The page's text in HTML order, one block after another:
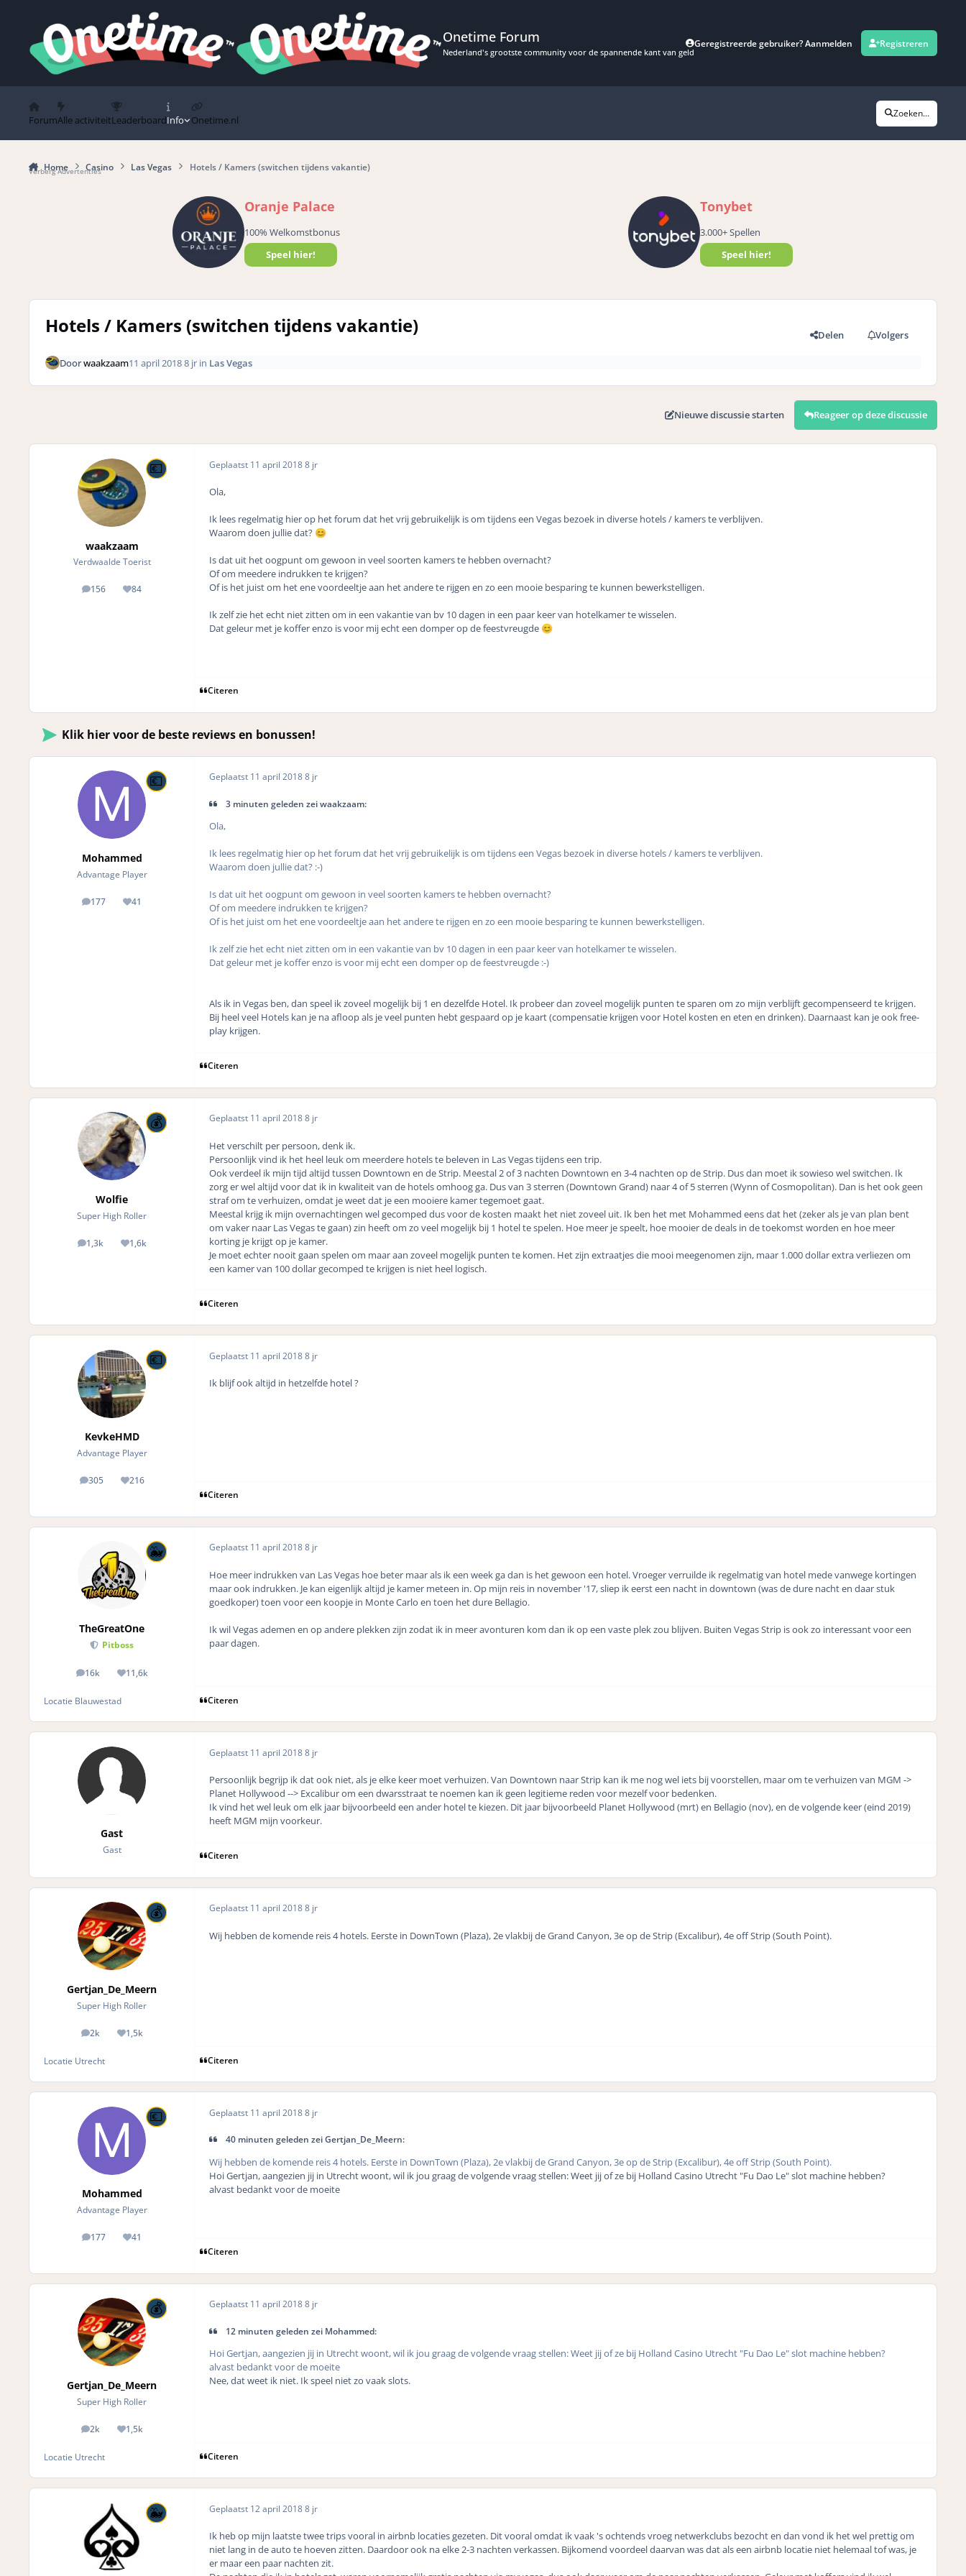
Onetime Forum
Nederland's grootste community voor de spannende kant van geld
Geregistreerde gebruiker? Aanmelden Registreren
ForumAlle activiteitLeaderboardInfo Onetime.nl
Zoeken...
Home Casino Las Vegas Hotels / Kamers (switchen tijdens vakantie)
Verberg Advertenties
Oranje Palace
100% Welkomstbonus
Speel hier!
Tonybet
3.000+ Spellen
Speel hier!
Hotels / Kamers (switchen tijdens vakantie) Delen Volgers
Doorwaakzaam11 april 20188 jrin Las Vegas
Nieuwe discussie starten Reageer op deze discussie
waakzaam
Verdwaalde Toerist
156
posts 84
Reputation
Geplaatst 11 april 20188 jr
Ola,
Ik lees regelmatig hier op het forum dat het vrij gebruikelijk is om tijdens een Vegas bezoek in diverse hotels / kamers te verblijven.
Waarom doen jullie dat? 😊
Is dat uit het oogpunt om gewoon in veel soorten kamers te hebben overnacht?
Of om meedere indrukken te krijgen?
Of is het juist om het ene voordeeltje aan het andere te rijgen en zo een mooie besparing te kunnen bewerkstelligen.
Ik zelf zie het echt niet zitten om in een vakantie van bv 10 dagen in een paar keer van hotelkamer te wisselen.
Dat geleur met je koffer enzo is voor mij echt een domper op de feestvreugde 😊
Citeren
Klik hier voor de beste reviews en bonussen!
Mohammed
Advantage Player
177
posts 41
Reputation
Geplaatst 11 april 20188 jr
3 minuten geleden zei waakzaam:
Ola,
Ik lees regelmatig hier op het forum dat het vrij gebruikelijk is om tijdens een Vegas bezoek in diverse hotels / kamers te verblijven.
Waarom doen jullie dat? :-)
Is dat uit het oogpunt om gewoon in veel soorten kamers te hebben overnacht?
Of om meedere indrukken te krijgen?
Of is het juist om het ene voordeeltje aan het andere te rijgen en zo een mooie besparing te kunnen bewerkstelligen.
Ik zelf zie het echt niet zitten om in een vakantie van bv 10 dagen in een paar keer van hotelkamer te wisselen.
Dat geleur met je koffer enzo is voor mij echt een domper op de feestvreugde :-)
Als ik in Vegas ben, dan speel ik zoveel mogelijk bij 1 en dezelfde Hotel. Ik probeer dan zoveel mogelijk punten te sparen om zo mijn verblijft gecompenseerd te krijgen.
Bij heel veel Hotels kan je na afloop als je veel punten hebt gespaard op je kaart (compensatie krijgen voor Hotel kosten en eten en drinken). Daarnaast kan je ook free-
play krijgen.
Citeren
Wolfie
Super High Roller
1,3k
posts 1,6k
Reputation
Geplaatst 11 april 20188 jr
Het verschilt per persoon, denk ik.
Persoonlijk vind ik het heel leuk om meerdere hotels te beleven in Las Vegas tijdens een trip.
Ook verdeel ik mijn tijd altijd tussen Downtown en de Strip. Meestal 2 of 3 nachten Downtown en 3-4 nachten op de Strip. Dus dan moet ik sowieso wel switchen. Ik
zorg er wel altijd voor dat ik in kwaliteit van de hotels omhoog ga. Dus van 3 sterren (Downtown Grand) naar 4 of 5 sterren (Wynn of Cosmopolitan). Dan is het ook geen
straf om te verhuizen, omdat je weet dat je een mooiere kamer tegemoet gaat.
Meestal krijg ik mijn overnachtingen wel gecomped dus voor de kosten maakt het niet zoveel uit. Ik ben het met Mohammed eens dat het (zeker als je van plan bent
om vaker naar Las Vegas te gaan) zin heeft om zo veel mogelijk bij 1 hotel te spelen. Hoe meer je speelt, hoe mooier de deals in de toekomst worden en hoe meer
korting je krijgt op je kamer.
Je moet echter nooit gaan spelen om maar aan zoveel mogelijk punten te komen. Het zijn extraatjes die mooi meegenomen zijn, maar 1.000 dollar extra verliezen om
een kamer van 100 dollar gecomped te krijgen is niet heel logisch.
Citeren
KevkeHMD
Advantage Player
305
posts 216
Reputation
Geplaatst 11 april 20188 jr
Ik blijf ook altijd in hetzelfde hotel ?
Citeren
TheGreatOne
Pitboss
16k
posts 11,6k
Reputation
Locatie Blauwestad
Geplaatst 11 april 20188 jr
Hoe meer indrukken van Las Vegas hoe beter maar als ik een week ga dan is het gewoon een hotel. Vroeger verruilde ik regelmatig van hotel mede vanwege kortingen
maar ook indrukken. Je kan eigenlijk altijd je kamer meteen in. Op mijn reis in november '17, sliep ik eerst een nacht in downtown (was de dure nacht en daar stuk
goedkoper) toen voor een koopje in Monte Carlo en toen het dure Bellagio.
Ik wil Vegas ademen en op andere plekken zijn zodat ik in meer avonturen kom dan ik op een vaste plek zou blijven. Buiten Vegas Strip is ook zo interessant voor een
paar dagen.
Citeren
Gast
Gast
Geplaatst 11 april 20188 jr
Persoonlijk begrijp ik dat ook niet, als je elke keer moet verhuizen. Van Downtown naar Strip kan ik me nog wel iets bij voorstellen, maar om te verhuizen van MGM ->
Planet Hollywood --> Excalibur om een dwarsstraat te noemen kan ik geen legitieme reden voor mezelf voor bedenken.
Ik vind het wel leuk om elk jaar bijvoorbeeld een ander hotel te kiezen. Dit jaar bijvoorbeeld Planet Hollywood (mrt) en Bellagio (nov), en de volgende keer (eind 2019)
heeft MGM mijn voorkeur.
Citeren
Gertjan_De_Meern
Super High Roller
2k
posts 1,5k
Reputation
Locatie Utrecht
Geplaatst 11 april 20188 jr
Wij hebben de komende reis 4 hotels. Eerste in DownTown (Plaza), 2e vlakbij de Grand Canyon, 3e op de Strip (Excalibur), 4e off Strip (South Point).
Citeren
Mohammed
Advantage Player
177
posts 41
Reputation
Geplaatst 11 april 20188 jr
40 minuten geleden zei Gertjan_De_Meern:
Wij hebben de komende reis 4 hotels. Eerste in DownTown (Plaza), 2e vlakbij de Grand Canyon, 3e op de Strip (Excalibur), 4e off Strip (South Point).
Hoi Gertjan, aangezien jij in Utrecht woont, wil ik jou graag de volgende vraag stellen: Weet jij of ze bij Holland Casino Utrecht "Fu Dao Le" slot machine hebben?
alvast bedankt voor de moeite
Citeren
Gertjan_De_Meern
Super High Roller
2k
posts 1,5k
Reputation
Locatie Utrecht
Geplaatst 11 april 20188 jr
12 minuten geleden zei Mohammed:
Hoi Gertjan, aangezien jij in Utrecht woont, wil ik jou graag de volgende vraag stellen: Weet jij of ze bij Holland Casino Utrecht "Fu Dao Le" slot machine hebben?
alvast bedankt voor de moeite
Nee, dat weet ik niet. Ik speel niet zo vaak slots.
Citeren
Geplaatst 12 april 20188 jr
Ik heb op mijn laatste twee trips vooral in airbnb locaties gezeten. Dit vooral omdat ik vaak 's ochtends vroeg netwerkclubs bezocht en dan vond ik het wel prettig om
niet lang in de auto te hoeven zitten. Daardoor ook na elke 2-3 nachten verkassen. Bijkomend voordeel daarvan was dat als een airbnb locatie niet helemaal tof was, je
er maar een paar nachten zit.